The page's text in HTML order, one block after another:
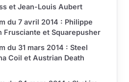
et Jean-Louis Aubert
du 7 avril 2014 : Philippe
Frusciante et Squarepusher
du 31 mars 2014 : Steel
Coil et Austrian Death